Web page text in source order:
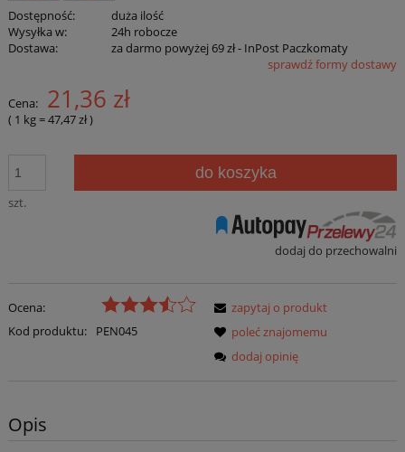
Dostępność:
duża ilość
Wysyłka w:
24h robocze
Dostawa:
za darmo powyżej 69 zł- InPost Paczkomaty
sprawdź formy dostawy
Cena: 21,36 zł
( 1 kg=47,47 zł)
szt.
do koszyka
dodaj do przechowalni
Ocena:
Kod produktu:
PEN045
zapytaj o produkt
poleć znajomemu
dodaj opinię
Opis